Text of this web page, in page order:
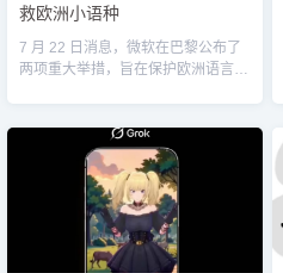
救欧洲小语种
7 月 22 日消息，微软在巴黎公布了
两项重大举措，旨在保护欧洲语言和